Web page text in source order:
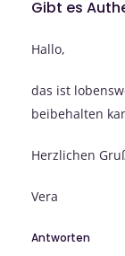
Gibt es
Hallo,
das ist
beibehalten
Herzlichen
Vera
Antworten